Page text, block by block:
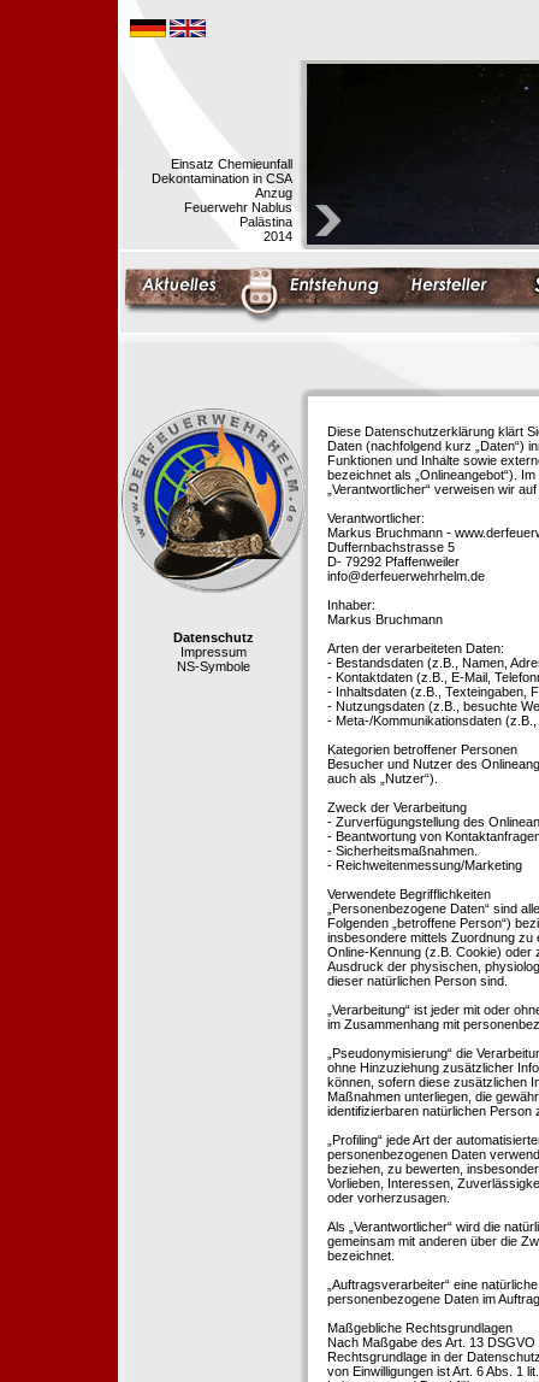
Einsatz Chemieunfall
Dekontamination in CSA
Anzug
Feuerwehr Nablus
Palästina
2014
Datenschutz
Impressum
NS-Symbole
Diese Datenschutzerklärung klärt
Daten (nachfolgend kurz „Daten“)
Funktionen und Inhalte sowie
bezeichnet als „Onlineangebot“).
„Verantwortlicher“ verweisen wir
Verantwortlicher:
Markus Bruchmann -
Duffernbachstrasse 5
D- 79292 Pfaffenweiler
info@derfeuerwehrhelm.de
Inhaber:
Markus Bruchmann
Arten der verarbeiteten Daten:
- Bestandsdaten (z.B., Namen,
- Kontaktdaten (z.B., E-Mail,
- Inhaltsdaten (z.B., Texteingaben,
- Nutzungsdaten (z.B., besuchte
- Meta-/Kommunikationsdaten
Kategorien betroffener Personen
Besucher und Nutzer des
auch als „Nutzer“).
Zweck der Verarbeitung
- Zurverfügungstellung des
- Beantwortung von
- Sicherheitsmaßnahmen.
- Reichweitenmessung/Marketing
Verwendete Begrifflichkeiten
„Personenbezogene Daten“ sind
Folgenden „betroffene Person“)
insbesondere mittels Zuordnung zu
Online-Kennung (z.B. Cookie) oder
Ausdruck der physischen,
dieser natürlichen Person sind.
„Verarbeitung“ ist jeder mit oder
im Zusammenhang mit
„Pseudonymisierung“ die
ohne Hinzuziehung zusätzlicher
können, sofern diese zusätzlichen
Maßnahmen unterliegen, die
identifizierbaren natürlichen Person
„Profiling“ jede Art der
personenbezogenen Daten
beziehen, zu bewerten,
Vorlieben, Interessen,
oder vorherzusagen.
Als „Verantwortlicher“ wird die
gemeinsam mit anderen über die
bezeichnet.
„Auftragsverarbeiter“ eine
personenbezogene Daten im
Maßgebliche Rechtsgrundlagen
Nach Maßgabe des Art. 13
Rechtsgrundlage in der
von Einwilligungen ist Art. 6 Abs. 1